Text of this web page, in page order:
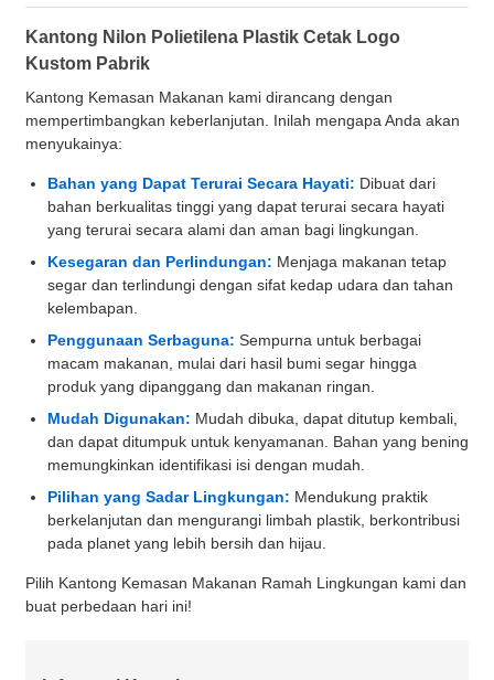
Kantong Nilon Polietilena Plastik Cetak Logo
Kustom Pabrik
Kantong Kemasan Makanan kami dirancang dengan
mempertimbangkan keberlanjutan. Inilah mengapa Anda akan
menyukainya:
Bahan yang Dapat Terurai Secara Hayati: Dibuat dari
bahan berkualitas tinggi yang dapat terurai secara hayati
yang terurai secara alami dan aman bagi lingkungan.
Kesegaran dan Perlindungan: Menjaga makanan tetap
segar dan terlindungi dengan sifat kedap udara dan tahan
kelembapan.
Penggunaan Serbaguna: Sempurna untuk berbagai
macam makanan, mulai dari hasil bumi segar hingga
produk yang dipanggang dan makanan ringan.
Mudah Digunakan: Mudah dibuka, dapat ditutup kembali,
dan dapat ditumpuk untuk kenyamanan. Bahan yang bening
memungkinkan identifikasi isi dengan mudah.
Pilihan yang Sadar Lingkungan: Mendukung praktik
berkelanjutan dan mengurangi limbah plastik, berkontribusi
pada planet yang lebih bersih dan hijau.
Pilih Kantong Kemasan Makanan Ramah Lingkungan kami dan
buat perbedaan hari ini!